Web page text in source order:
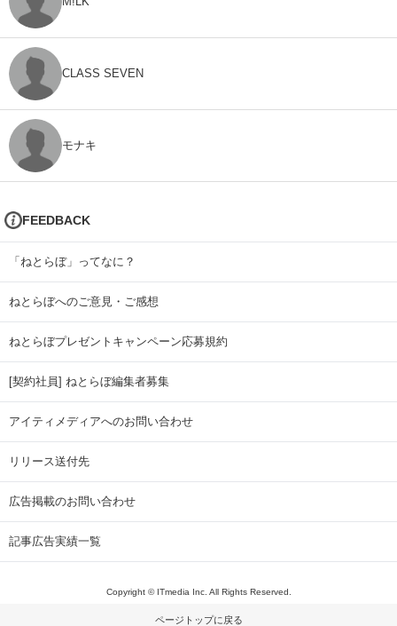
CLASS SEVEN
モナキ
FEEDBACK
「ねとらぼ」ってなに？
ねとらぼへのご意見・ご感想
ねとらぼプレゼントキャンペーン応募規約
[契約社員] ねとらぼ編集者募集
アイティメディアへのお問い合わせ
リリース送付先
広告掲載のお問い合わせ
記事広告実績一覧
Copyright © ITmedia Inc. All Rights Reserved.
ページトップに戻る